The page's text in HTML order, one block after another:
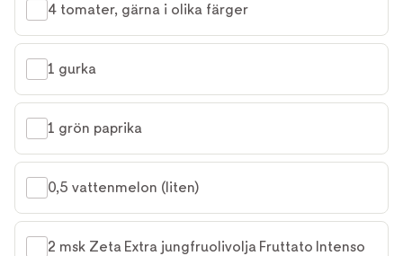
4 tomater, gärna i olika färger
1 gurka
1 grön paprika
0,5 vattenmelon (liten)
2 msk Zeta Extra jungfruolivolja Fruttato Intenso